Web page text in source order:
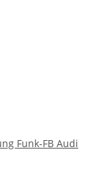
Funk-FB Audi